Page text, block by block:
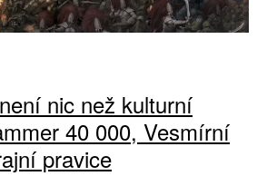
nic než kulturní
40 000, Vesmírní
pravice